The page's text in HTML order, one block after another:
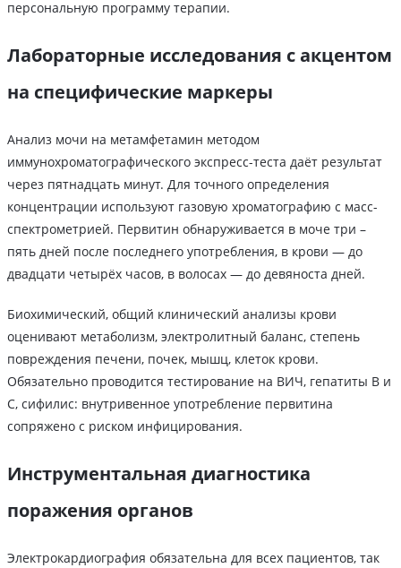
персональную программу терапии.
Лабораторные исследования с акцентом
на специфические маркеры
Анализ мочи на метамфетамин методом
иммунохроматографического экспресс-теста даёт результат
через пятнадцать минут. Для точного определения
концентрации используют газовую хроматографию с масс-
спектрометрией. Первитин обнаруживается в моче три –
пять дней после последнего употребления, в крови — до
двадцати четырёх часов, в волосах — до девяноста дней.
Биохимический, общий клинический анализы крови
оценивают метаболизм, электролитный баланс, степень
повреждения печени, почек, мышц, клеток крови.
Обязательно проводится тестирование на ВИЧ, гепатиты B и
C, сифилис: внутривенное употребление первитина
сопряжено с риском инфицирования.
Инструментальная диагностика
поражения органов
Электрокардиография обязательна для всех пациентов, так